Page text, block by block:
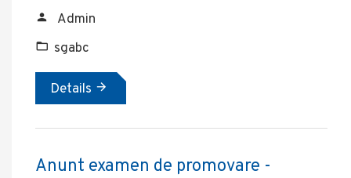
Admin
sgabc
Details
Anunt examen de promovare -